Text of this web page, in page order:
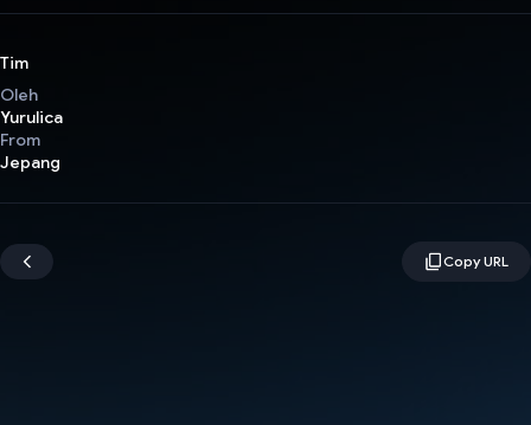
Tim
Oleh
Yurulica
From
Jepang